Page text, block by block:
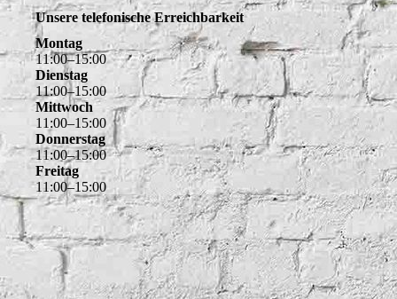
Unsere telefonische Erreichbarkeit
Montag
11:00–15:00
Dienstag
11:00–15:00
Mittwoch
11 :00–15:00
Donnerstag
11:00–15:00
Freitag
11:00–15:00